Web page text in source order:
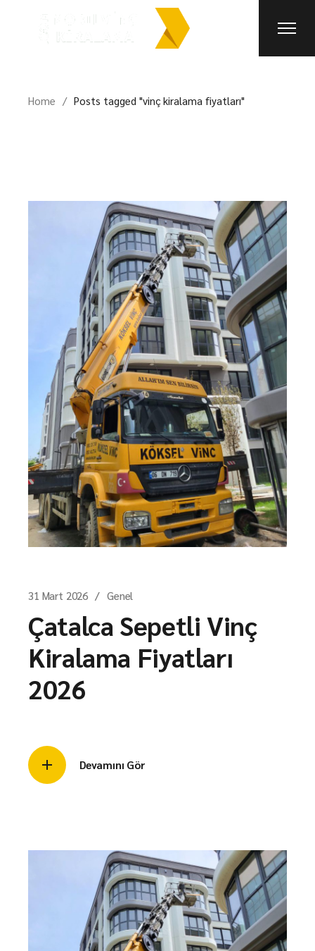
Home Posts tagged "vinç kiralama fiyatları"
31 Mart 2026 Genel
Çatalca Sepetli Vinç
Kiralama Fiyatları
2026
Devamını Gör